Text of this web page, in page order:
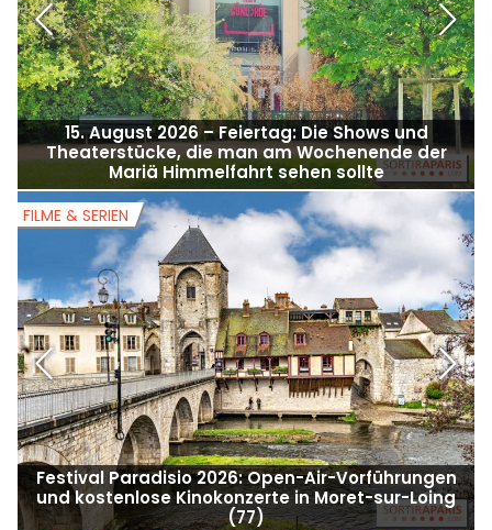
15. August 2026 – Feiertag: Die Shows und
Theaterstücke, die man am Wochenende der
Mariä Himmelfahrt sehen sollte
Festival Paradisio 2026: Open-Air-Vorführungen
und kostenlose Kinokonzerte in Moret-sur-Loing
(77)
FILME & SERIEN